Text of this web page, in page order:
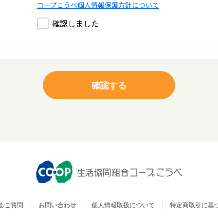
コープこうべ個人情報保護方針について
確認しました
ご質問 お問い合わせ 個人情報取扱について 特定商取引に基